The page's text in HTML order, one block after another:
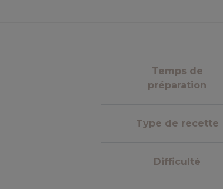
Temps de
préparation
Type de recette
Difficulté